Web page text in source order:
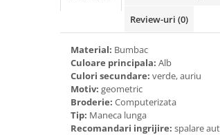
Review-uri (0)
Material: Bumbac
Culoare principala: Alb
Culori secundare: verde, auriu
Motiv: geometric
Broderie: Computerizata
Tip: Maneca lunga
Recomandari ingrijire: spalare